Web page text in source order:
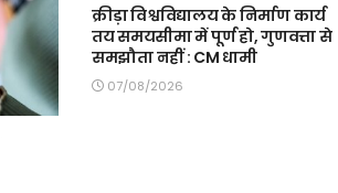
क्रीड़ा विश्वविद्यालय के निर्माण कार्य
तय समयसीमा में पूर्ण हो, गुणवत्ता से
समझौता नहीं : CM धामी
07/08/2026